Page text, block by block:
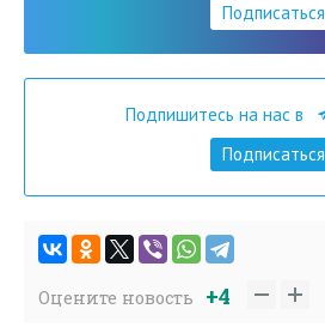
Подписаться
Подпишитесь на нас в
Подписаться
Оцените новость +4